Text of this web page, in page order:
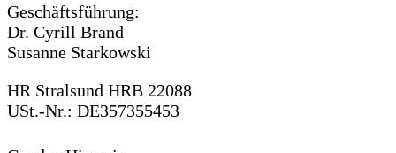
Geschäftsführung:
Dr. Cyrill Brand
Susanne Starkowski
HR Stralsund HRB 22088
USt.-Nr.: DE357355453